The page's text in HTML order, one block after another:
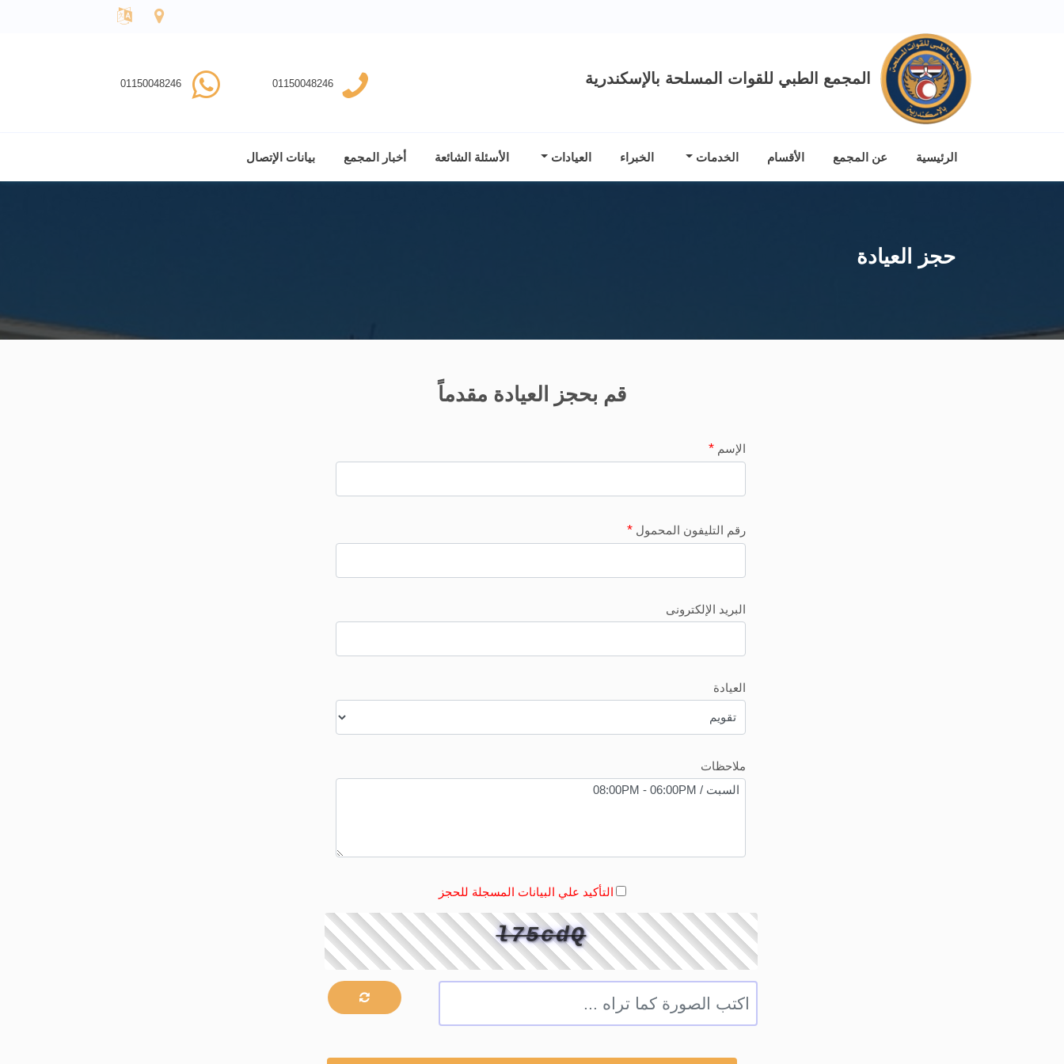
المجمع الطبي للقوات المسلحة بالإسكندرية 01150048246
01150048246
الرئيسية عن المجمع الأقسام الخدمات الخبراء العيادات الأسئلة الشائعة أخبار المجمع بيانات الإتصال
حجز العيادة
قم بحجز العيادة مقدماً
الإسم *
رقم التليفون المحمول *
البريد الإلكترونى
العيادة
ملاحظات
التأكيد علي البيانات المسجلة للحجز
l75cdQ